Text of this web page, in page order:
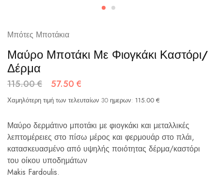
Μπότες Μποτάκια
Μαύρο Μποτάκι Με Φιογκάκι Καστόρι/
Δέρμα
115.00€ 57.50 €
Χαμηλότερη τιμή των τελευταίων 30 ημερων: 115.00 €
Μαύρο δερμάτινο μποτάκι με φιογκάκι και μεταλλικές
λεπτομέρειες στο πίσω μέρος και φερμουάρ στο πλάι,
κατασκευασμένο από υψηλής ποιότητας δέρμα/καστόρι
του οίκου υποδημάτων
Makis Fardoulis.